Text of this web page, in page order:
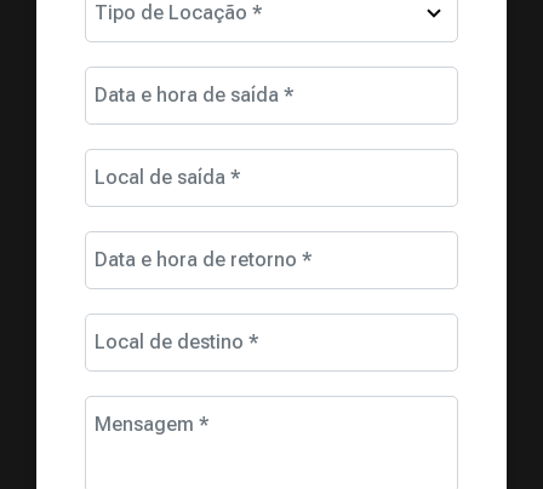
Tipo de Locação *
Data e hora de saída *
Local de saída *
Data e hora de retorno *
Local de destino *
Mensagem *